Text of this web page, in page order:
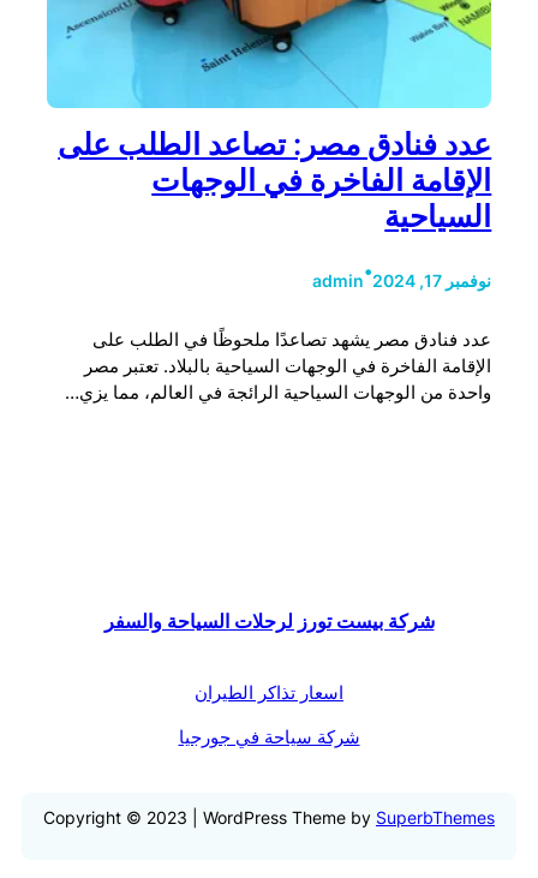
عدد فنادق مصر: تصاعد الطلب على
الإقامة الفاخرة في الوجهات
السياحية
نوفمبر 17, 2024 •
admin
عدد فنادق مصر يشهد تصاعدًا ملحوظًا في الطلب على
الإقامة الفاخرة في الوجهات السياحية بالبلاد. تعتبر مصر
واحدة من الوجهات السياحية الرائجة في العالم، مما يزي…
شركة بيست تورز لرحلات السياحة والسفر
اسعار تذاكر الطيران
شركة سياحة في جورجيا
Copyright © 2023 | WordPress Theme by SuperbThemes